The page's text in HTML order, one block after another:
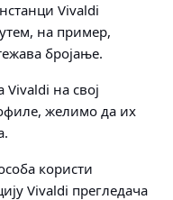
Vivaldi
на пример,
бројање.
на свој
желимо да их
користи
Vivaldi прегледача